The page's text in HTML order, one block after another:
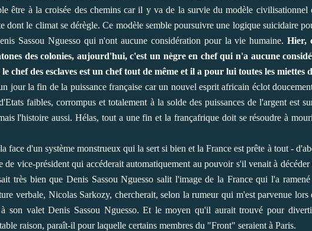
être à la croisée des chemins car il y va de la survie du modèle civilisationnel
dont le climat se dérègle. Ce modèle semble poursuivre une logique suicidaire
Sassou Nguesso qui n'ont aucune considération pour la vie humaine. Hier,
des colonies, aujourd'hui, c'est un nègre en chef qui n'a aucune
des esclaves est un chef tout de même et il a pour lui toutes les miettes
jour la fin de la puissance française car un nouvel esprit africain éclot
faibles, corrompus et totalement à la solde des puissances de l'argent est
l'histoire aussi. Hélas, tout a une fin et la françafrique doit se résoudre à
d'un système monstrueux qui la sert si bien et la France est prête à tout -
vice-président qui accéderait automatiquement au pouvoir s'il venait à décéder
très bien que Denis Sassou Nguesso salit l'image de la France qui l'a
verbale, Nicolas Sarkozy, chercherait, selon la rumeur qui m'est parvenue lors
à son valet Denis Sassou Nguesso. Et le moyen qu'il aurait trouvé pour
raison, paraît-il pour laquelle certains membres du "Front" seraient à Paris.